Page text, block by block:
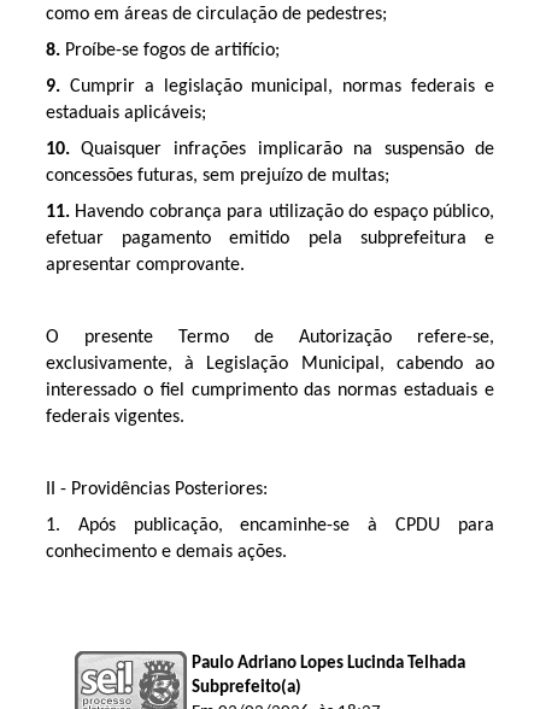
como em áreas de circulação de pedestres;
8. Proíbe-se fogos de artifício;
9. Cumprir a legislação municipal, normas federais e
estaduais aplicáveis;
10.Quaisquer infrações implicarão na suspensão de
concessões futuras, sem prejuízo de multas;
11. Havendo cobrança para utilização do espaço público,
efetuar pagamento emitido pela subprefeitura e
apresentar comprovante.
O presente Termo de Autorização refere-se,
exclusivamente, à Legislação Municipal, cabendo ao
interessado o fiel cumprimento das normas estaduais e
federais vigentes.
II - Providências Posteriores:
1. Após publicação, encaminhe-se à CPDU para
conhecimento e demais ações.
Paulo Adriano Lopes Lucinda Telhada
Subprefeito(a)